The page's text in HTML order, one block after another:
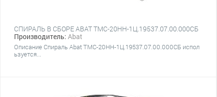
СПИРАЛЬ В СБОРЕ ABAT ТМС-20НН-1Ц.19537.07.00.000СБ
Производитель: Abat
Описание Спираль Abat ТМС-20НН-1Ц.19537.07.00.000СБ испол
ьзуется...